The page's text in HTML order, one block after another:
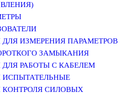
ДЛЯ ИЗМЕРЕНИЯ ПАРАМЕТРОВ
ЗАМЫКАНИЯ
ДЛЯ РАБОТЫ С КАБЕЛЕМ
ИСПЫТАТЕЛЬНЫЕ
КОНТРОЛЯ СИЛОВЫХ